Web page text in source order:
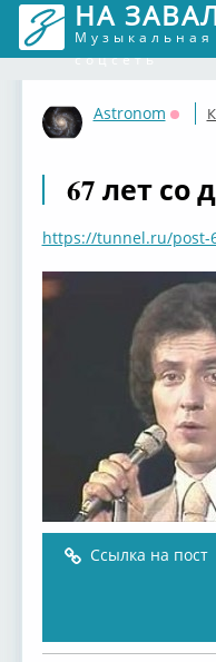
НА
Музыкальная
соцсеть
Astronom
67 лет
https://tunnel.ru/post-
Ссылка на пост